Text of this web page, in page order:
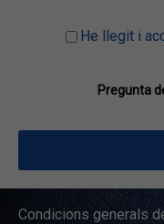
He llegit i
Pregunta
Condicions generals